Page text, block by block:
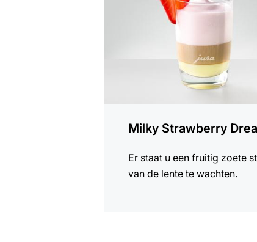
Milky Strawberry
Er staat u een fruitig zoete
van de lente te wachten.